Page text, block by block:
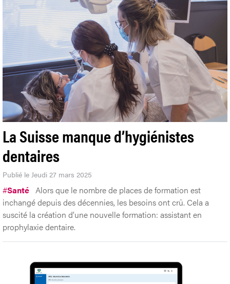
La Suisse manque d’hygiénistes
dentaires
Publié le Jeudi 27 mars 2025
#Santé Alors que le nombre de places de formation est
inchangé depuis des décennies, les besoins ont crû. Cela a
suscité la création d’une nouvelle formation: assistant en
prophylaxie dentaire.